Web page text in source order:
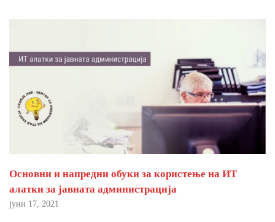
Основни и напредни обуки за користење на ИТ
алатки за јавната администрација
јуни 17, 2021